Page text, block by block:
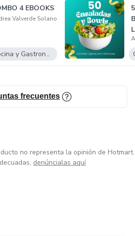
4 EBOOKS
Valverde Solano
Cocina y Gastronomía
frecuentes
no representa la opinión de Hotmart.
denúncialas aquí